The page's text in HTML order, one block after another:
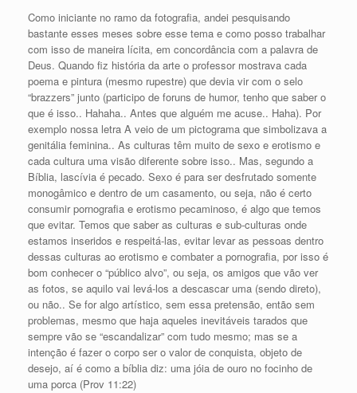
Como iniciante no ramo da fotografia, andei pesquisando
bastante esses meses sobre esse tema e como posso trabalhar
com isso de maneira lícita, em concordância com a palavra de
Deus. Quando fiz história da arte o professor mostrava cada
poema e pintura (mesmo rupestre) que devia vir com o selo
“brazzers” junto (participo de foruns de humor, tenho que saber o
que é isso.. Hahaha.. Antes que alguém me acuse.. Haha). Por
exemplo nossa letra A veio de um pictograma que simbolizava a
genitália feminina.. As culturas têm muito de sexo e erotismo e
cada cultura uma visão diferente sobre isso.. Mas, segundo a
Bíblia, lascívia é pecado. Sexo é para ser desfrutado somente
monogâmico e dentro de um casamento, ou seja, não é certo
consumir pornografia e erotismo pecaminoso, é algo que temos
que evitar. Temos que saber as culturas e sub-culturas onde
estamos inseridos e respeitá-las, evitar levar as pessoas dentro
dessas culturas ao erotismo e combater a pornografia, por isso é
bom conhecer o “público alvo”, ou seja, os amigos que vão ver
as fotos, se aquilo vai levá-los a descascar uma (sendo direto),
ou não.. Se for algo artístico, sem essa pretensão, então sem
problemas, mesmo que haja aqueles inevitáveis tarados que
sempre vão se “escandalizar” com tudo mesmo; mas se a
intenção é fazer o corpo ser o valor de conquista, objeto de
desejo, aí é como a bíblia diz: uma jóia de ouro no focinho de
uma porca (Prov 11:22)